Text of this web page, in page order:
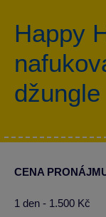
Happy
CENA
1 den - 1.500 Kč